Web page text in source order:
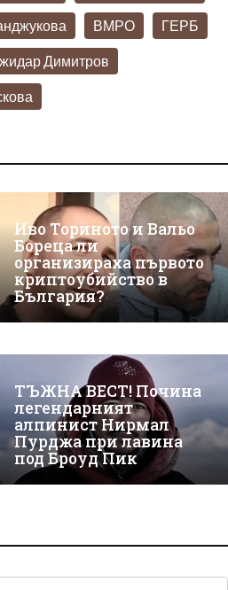
ВМРО ГЕРБ
Димитров
Иво Ториното и Вальо
Бореца ли
организираха първото
криптоубийство в
България?
ТЪЖНА ВЕСТ! Почина
легендарният
алпинист Нирмал
Пурджа при лавина
под Броуд Пик